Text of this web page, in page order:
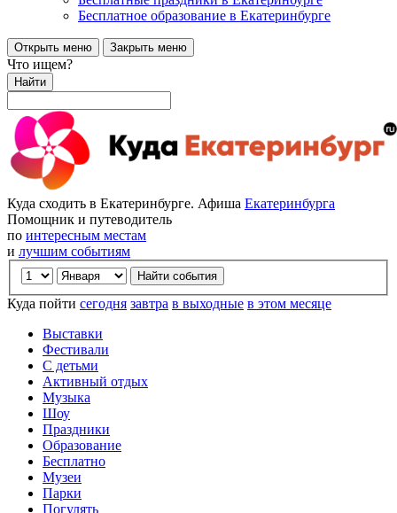
Бесплатное образование в Екатеринбурге
Открыть меню Закрыть меню
Что ищем?
Найти
Куда сходить в Екатеринбурге. Афиша Екатеринбурга
Помощник и путеводитель
по интересным местам
и лучшим событиям
Куда пойти сегодня завтра в выходные в этом месяце
Выставки
Фестивали
С детьми
Активный отдых
Музыка
Шоу
Праздники
Образование
Бесплатно
Музеи
Парки
Погулять